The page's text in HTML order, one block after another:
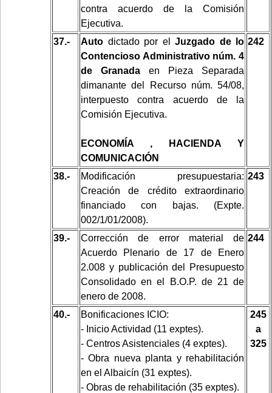
contra acuerdo de la Comisión
Ejecutiva.
37.- Auto dictado por el Juzgado de lo
Contencioso Administrativo núm. 4
de Granada en Pieza Separada
dimanante del Recurso núm. 54/08,
interpuesto contra acuerdo de la
Comisión Ejecutiva.
ECONOMÍA , HACIENDA Y
COMUNICACIÓN
242
38.-
Modificación presupuestaria:
Creación de crédito extraordinario
financiado con bajas. (Expte.
002/1/01/2008).
243
39.-
Corrección de error material de
Acuerdo Plenario de 17 de Enero
2.008 y publicación del Presupuesto
Consolidado en el B.O.P. de 21 de
enero de 2008.
244
40.-
Bonificaciones ICIO:
- Inicio Actividad (11 exptes).
- Centros Asistenciales (4 exptes).
- Obra nueva planta y rehabilitación
en el Albaicín (31 exptes).
- Obras de rehabilitación (35 exptes).
245
a
325